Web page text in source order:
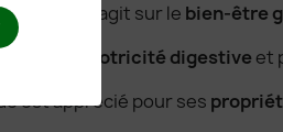
, il agit sur le bien-être
motricité digestive et
est apprécié pour ses